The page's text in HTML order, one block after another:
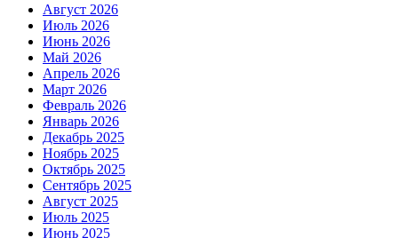
Август 2026
Июль 2026
Июнь 2026
Май 2026
Апрель 2026
Март 2026
Февраль 2026
Январь 2026
Декабрь 2025
Ноябрь 2025
Октябрь 2025
Сентябрь 2025
Август 2025
Июль 2025
Июнь 2025